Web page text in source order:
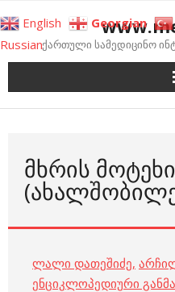
to
contentქართული სამედიცინო
ᲛᲮᲠᲘᲡ
ლალი დათეშიძე,
ენციკლოპედიური
English Georgian
Russian